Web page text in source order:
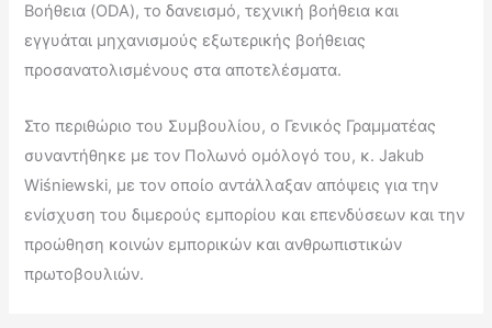
Βοήθεια (ODA), το δανεισμό, τεχνική βοήθεια και
εγγυάται μηχανισμούς εξωτερικής βοήθειας
προσανατολισμένους στα αποτελέσματα.
Στο περιθώριο του Συμβουλίου, ο Γενικός Γραμματέας
συναντήθηκε με τον Πολωνό ομόλογό του, κ. Jakub
Wiśniewski, με τον οποίο αντάλλαξαν απόψεις για την
ενίσχυση του διμερούς εμπορίου και επενδύσεων και την
προώθηση κοινών εμπορικών και ανθρωπιστικών
πρωτοβουλιών.